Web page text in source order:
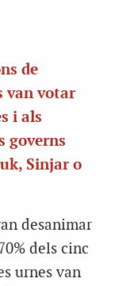
de
van votar
i als
governs
Sinjar o
desanimar
dels cinc
urnes van